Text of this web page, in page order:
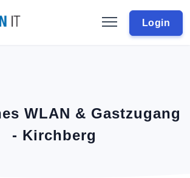
Login
WLAN & Gastzugang
- Kirchberg